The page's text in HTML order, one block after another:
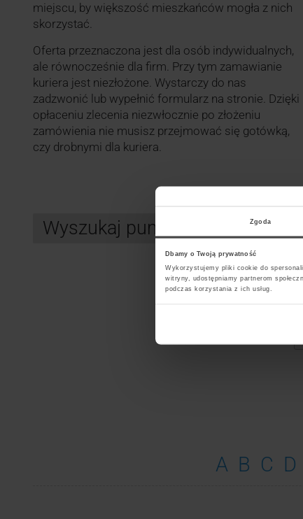
Zgoda
Dbamy o Twoją prywatność
Wykorzystujemy pliki cookie do
witryny, udostępniamy partnerom
podczas korzystania z ich usług.
miejscu, by większość mieszkańców mogła z nich
skorzystać.
Oferta przeznaczona jest dla osób indywidualnych,
ale równocześnie dla firm. Przy tym zamawianie
kuriera jest niezłożone. Wystarczy do nas
zadzwonić lub wypełnić formularz na stronie. Dzięki
opłaceniu zlecenia niezwłocznie po złożeniu
zamówienia nie musisz przejmować się gotówką,
czy drobnymi dla kuriera.
Wyszukaj punkt kurierski DHL
Search
A B C D